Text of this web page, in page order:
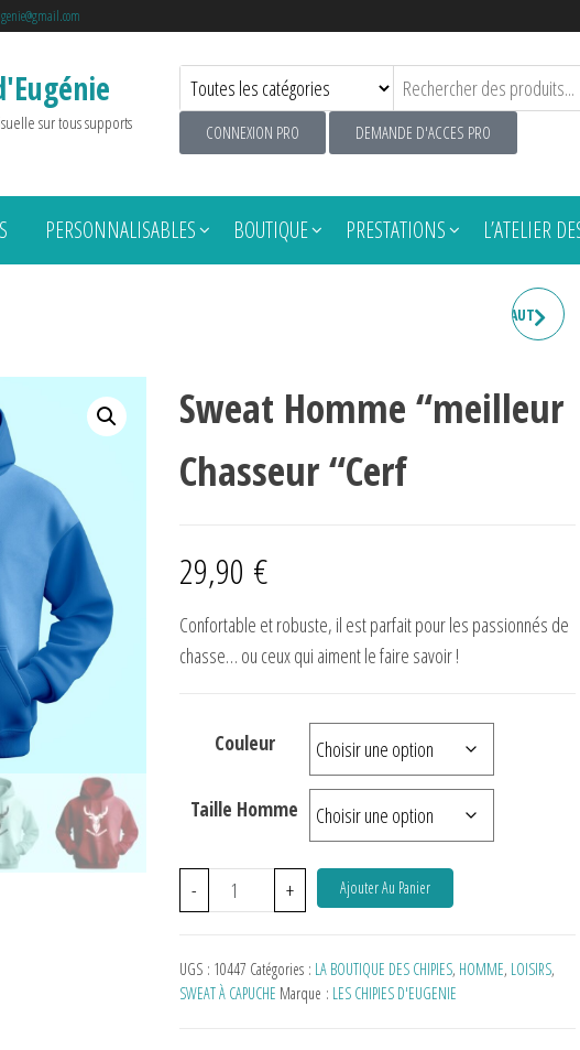
sur tous supports CONNEXION PRO DEMANDE D'ACCES PRO
PERSONNALISABLES BOUTIQUE PRESTATIONS L’ATELIER
SWEAT HOMME "MIEUX VAUT
Sweat Homme “meilleur
Chasseur “Cerf
29,90 €
Confortable et robuste, il est parfait pour les passionnés de
chasse… ou ceux qui aiment le faire savoir !
Couleur
Taille Homme
- + Ajouter Au Panier
UGS : 10447 Catégories : LA BOUTIQUE DES CHIPIES, HOMME, LOISIRS,
SWEAT À CAPUCHE Marque : LES CHIPIES D'EUGENIE